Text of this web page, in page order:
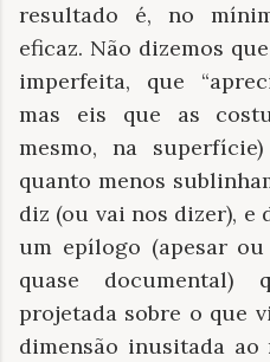
resultado é, no
eficaz. Não dizemos
imperfeita, que
mas eis que as
mesmo, na
quanto menos
diz (ou vai nos dizer), e
um epílogo (apesar
quase
projetada sobre o que
dimensão inusitada ao